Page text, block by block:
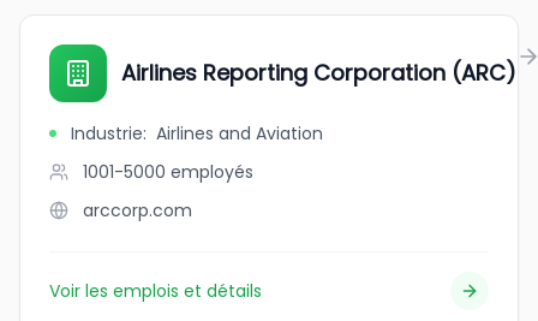
Airlines Reporting Corporation (ARC)
Industrie: Airlines and Aviation
1001-5000 employés
arccorp.com
Voir les emplois et détails